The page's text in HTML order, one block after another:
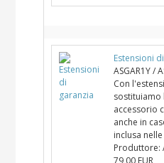
Estensioni
ASGAR1Y /
Con
sostituiamo
accessorio
anche in
inclusa
Produttore: